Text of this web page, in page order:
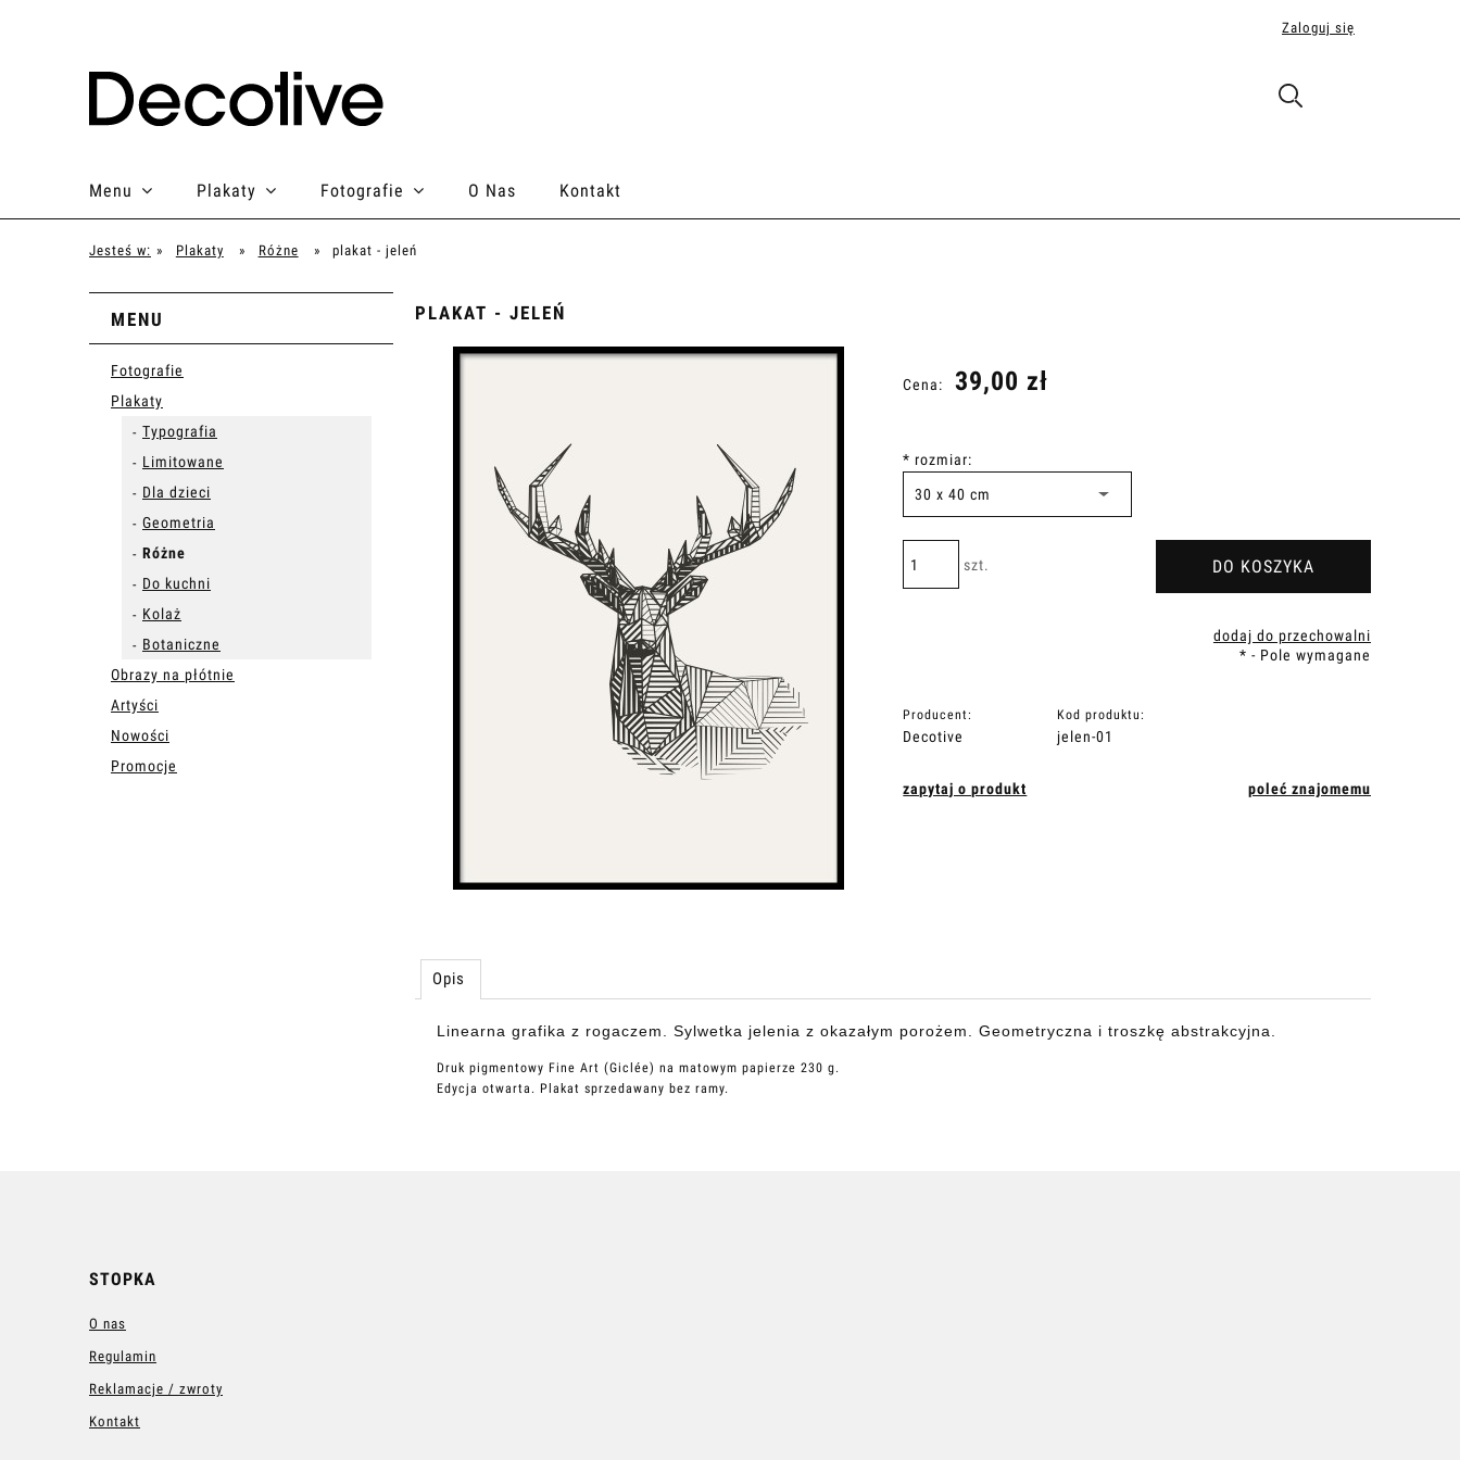
Zaloguj się
Menu Plakaty Fotografie O Nas Kontakt
Jesteś w: » Plakaty » Różne » plakat - jeleń
MENU
Fotografie
Plakaty
Typografia
Limitowane
Dla dzieci
Geometria
Różne
Do kuchni
Kolaż
Botaniczne
Obrazy na płótnie
Artyści
Nowości
Promocje
PLAKAT - JELEŃ
Cena: 39,00 zł
* rozmiar:
szt. DO KOSZYKA
dodaj do przechowalni
* - Pole wymagane
Producent:
Decotive
Kod produktu:
jelen-01
zapytaj o produkt poleć znajomemu
Opis
Linearna grafika z rogaczem. Sylwetka jelenia z okazałym porożem. Geometryczna i troszkę abstrakcyjna.
Druk pigmentowy Fine Art (Giclée) na matowym papierze 230 g.
Edycja otwarta. Plakat sprzedawany bez ramy.
STOPKA
O nas
Regulamin
Reklamacje / zwroty
Kontakt